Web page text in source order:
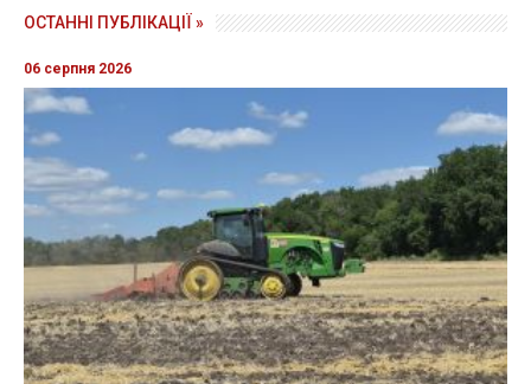
ОСТАННІ ПУБЛІКАЦІЇ »
06 серпня 2026